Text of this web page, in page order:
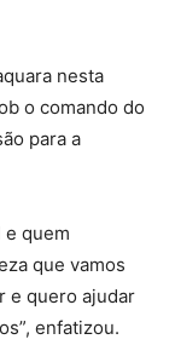
nesta
o comando do
para a
e quem
que vamos
e quero ajudar
enfatizou.